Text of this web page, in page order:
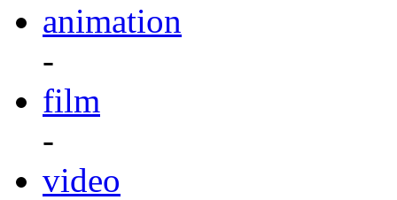
animation
-
film
-
video